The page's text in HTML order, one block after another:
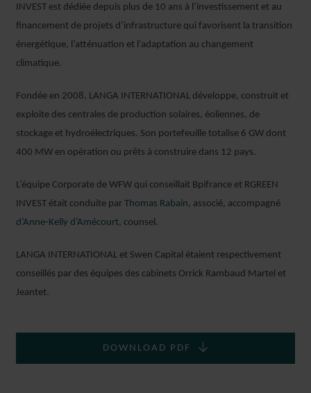
INVEST est dédiée depuis plus de 10 ans à l’investissement et au
financement de projets d’infrastructure qui favorisent la transition
énergétique, l’atténuation et l’adaptation au changement
climatique.
Fondée en 2008, LANGA INTERNATIONAL développe, construit et
exploite des centrales de production solaires, éoliennes, de
stockage et hydroélectriques. Son portefeuille totalise 6 GW dont
400 MW en opération ou prêts à construire dans 12 pays.
L’équipe Corporate de WFW qui conseillait Bpifrance et RGREEN
INVEST était conduite par Thomas Rabain, associé, accompagné
d’Anne-Kelly d’Amécourt, counsel.
LANGA INTERNATIONAL et Swen Capital étaient respectivement
conseillés par des équipes des cabinets Orrick Rambaud Martel et
Jeantet.
DOWNLOAD PDF